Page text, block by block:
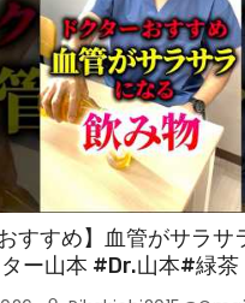
おすすめ】血管がサラサ
ー山本 #Dr.山本#緑茶